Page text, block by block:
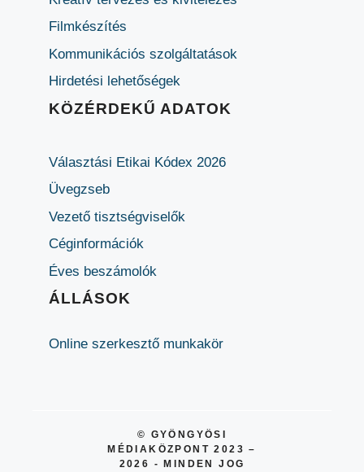
Filmkészítés
Kommunikációs szolgáltatások
Hirdetési lehetőségek
KÖZÉRDEKŰ ADATOK
Választási Etikai Kódex 2026
Üvegzseb
Vezető tisztségviselők
Céginformációk
Éves beszámolók
ÁLLÁSOK
Online szerkesztő munkakör
© GYÖNGYÖSI
MÉDIAKÖZPONT 2023 –
2026 - MINDEN JOG